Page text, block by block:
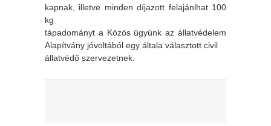
kapnak, illetve minden díjazott felajánlhat 100
kg
tápadományt a Közös ügyünk az állatvédelem
Alapítvány jóvoltából egy általa választott civil
állatvédő szervezetnek.